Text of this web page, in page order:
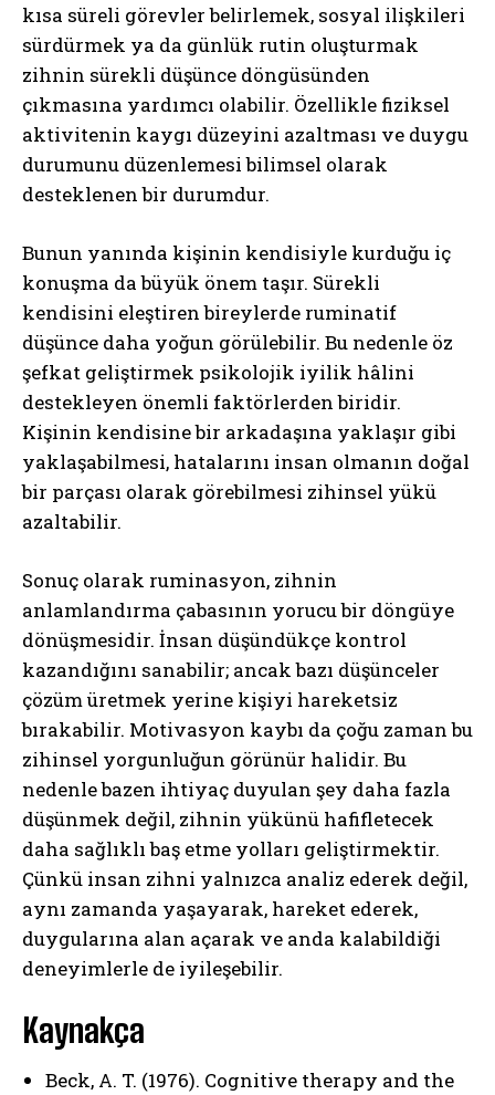
ABONE OL
Gizlilik politikasını
kısa süreli görevler belirlemek, sosyal ilişkileri
sürdürmek ya da günlük rutin oluşturmak
zihnin sürekli düşünce döngüsünden
çıkmasına yardımcı olabilir. Özellikle fiziksel
aktivitenin kaygı düzeyini azaltması ve duygu
durumunu düzenlemesi bilimsel olarak
desteklenen bir durumdur.
Bunun yanında kişinin kendisiyle kurduğu iç
konuşma da büyük önem taşır. Sürekli
kendisini eleştiren bireylerde ruminatif
düşünce daha yoğun görülebilir. Bu nedenle öz
şefkat geliştirmek psikolojik iyilik hâlini
destekleyen önemli faktörlerden biridir.
Kişinin kendisine bir arkadaşına yaklaşır gibi
yaklaşabilmesi, hatalarını insan olmanın doğal
bir parçası olarak görebilmesi zihinsel yükü
azaltabilir.
Sonuç olarak ruminasyon, zihnin
anlamlandırma çabasının yorucu bir döngüye
dönüşmesidir. İnsan düşündükçe kontrol
kazandığını sanabilir; ancak bazı düşünceler
çözüm üretmek yerine kişiyi hareketsiz
bırakabilir. Motivasyon kaybı da çoğu zaman bu
zihinsel yorgunluğun görünür halidir. Bu
nedenle bazen ihtiyaç duyulan şey daha fazla
düşünmek değil, zihnin yükünü hafifletecek
daha sağlıklı baş etme yolları geliştirmektir.
Çünkü insan zihni yalnızca analiz ederek değil,
aynı zamanda yaşayarak, hareket ederek,
duygularına alan açarak ve anda kalabildiği
deneyimlerle de iyileşebilir.
Kaynakça
Beck, A. T. (1976). Cognitive therapy and the